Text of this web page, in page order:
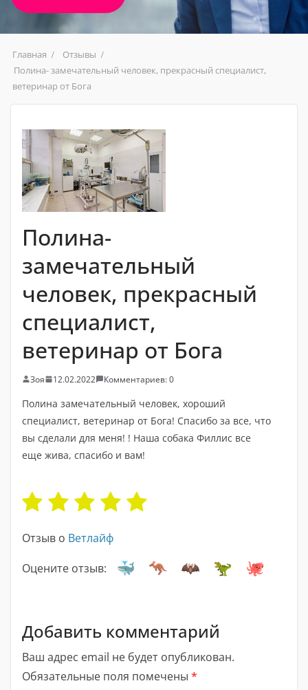
Главная
Отзывы
Полина- замечательный человек, прекрасный специалист,
ветеринар от Бога
Полина-
замечательный
человек, прекрасный
специалист,
ветеринар от Бога
Зоя 12.02.2022 Комментариев: 0
Полина замечательный человек, хороший
специалист, ветеринар от Бога! Спасибо за все, что
вы сделали для меня! ! Наша собака Филлис все
еще жива, спасибо и вам!
Отзыв о Ветлайф
Оцените отзыв:
Добавить комментарий
Ваш адрес email не будет опубликован.
Обязательные поля помечены *